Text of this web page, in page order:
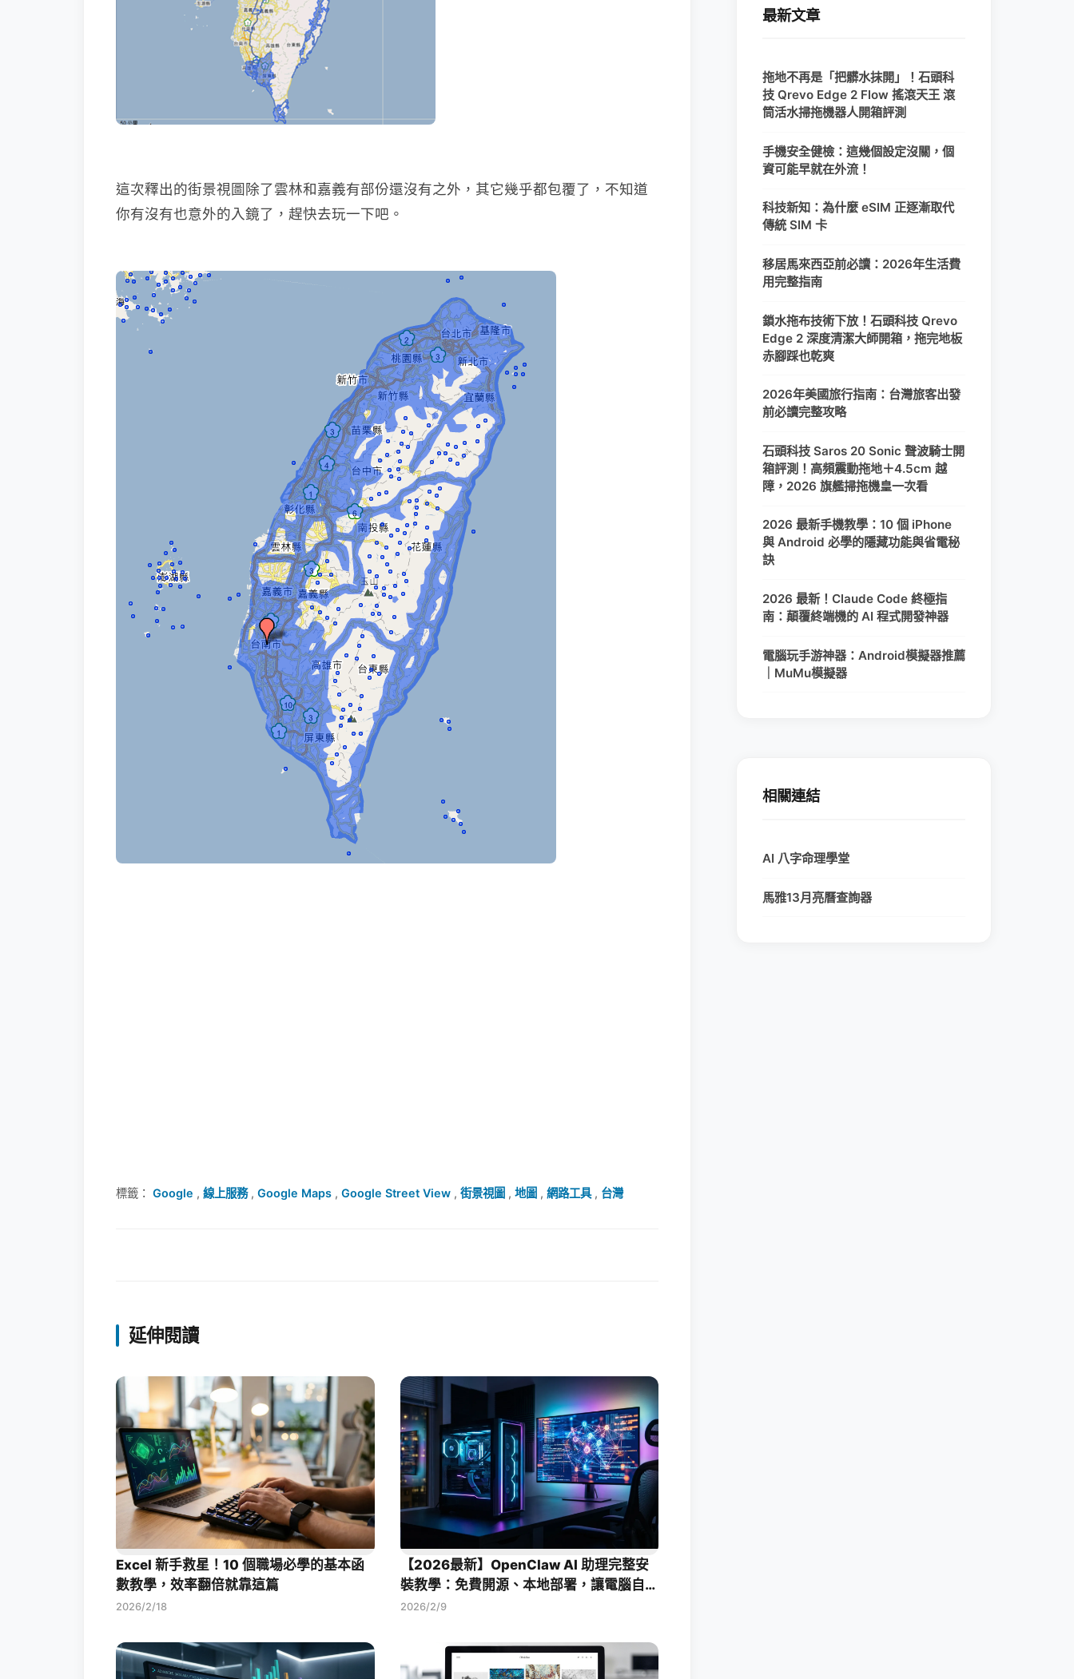
這次釋出的街景視圖除了雲林和嘉義有部份還沒有之外，其它幾乎都包覆了，不知道
你有沒有也意外的入鏡了，趕快去玩一下吧。
標籤： Google , 線上服務, Google Maps , Google Street View , 街景視圖 , 地圖 , 網路工具, 台灣
延伸閱讀
Excel 新手救星！10 個職場必學的基本函
數教學，效率翻倍就靠這篇
2026/2/18
【2026最新】OpenClaw AI 助理完整安
裝教學：免費開源、本地部署，讓電腦自動
幫你工作！
2026/2/9
最新文章
拖地不再是「把髒水抹開」！石頭科
技 Qrevo Edge 2 Flow 搖滾天王 滾
筒活水掃拖機器人開箱評測
手機安全健檢：這幾個設定沒關，個
資可能早就在外流！
科技新知：為什麼 eSIM 正逐漸取代
傳統 SIM 卡
移居馬來西亞前必讀：2026年生活費
用完整指南
鎖水拖布技術下放！石頭科技 Qrevo
Edge 2 深度清潔大師開箱，拖完地板
赤腳踩也乾爽
2026年美國旅行指南：台灣旅客出發
前必讀完整攻略
石頭科技 Saros 20 Sonic 聲波騎士開
箱評測！高頻震動拖地＋4.5cm 越
障，2026 旗艦掃拖機皇一次看
2026 最新手機教學：10 個 iPhone
與 Android 必學的隱藏功能與省電秘
訣
2026 最新！Claude Code 終極指
南：顛覆終端機的 AI 程式開發神器
電腦玩手游神器：Android模擬器推薦
｜MuMu模擬器
相關連結
AI 八字命理學堂
馬雅13月亮曆查詢器